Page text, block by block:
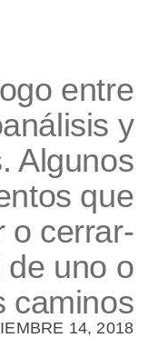
entre
y
Algunos
que
o cerrar-
de uno o
caminos
14, 2018